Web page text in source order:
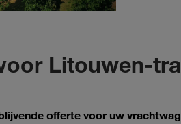
Litouwen-
offerte voor uw